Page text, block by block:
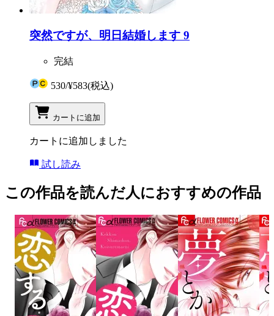
突然ですが、明日結婚します 9
完結
530/¥583(税込)
カートに追加
カートに追加しました
試し読み
この作品を読んだ人におすすめの作品